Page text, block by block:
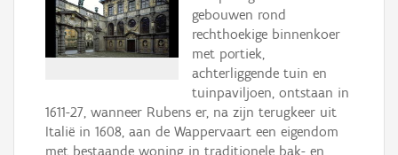
gebouwen rond
rechthoekige binnenkoer
met portiek,
achterliggende tuin en
tuinpaviljoen, ontstaan in
1611-27, wanneer Rubens er, na zijn terugkeer uit
Italië in 1608, aan de Wappervaart een eigendom
met bestaande woning in traditionele bak- en